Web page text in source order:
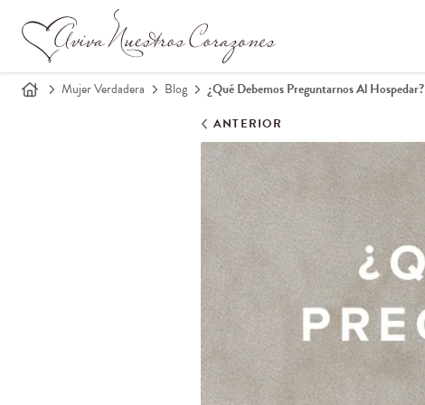
Mujer Verdadera Blog ¿Qué Debemos Preguntarnos Al Hospedar?
ANTERIOR